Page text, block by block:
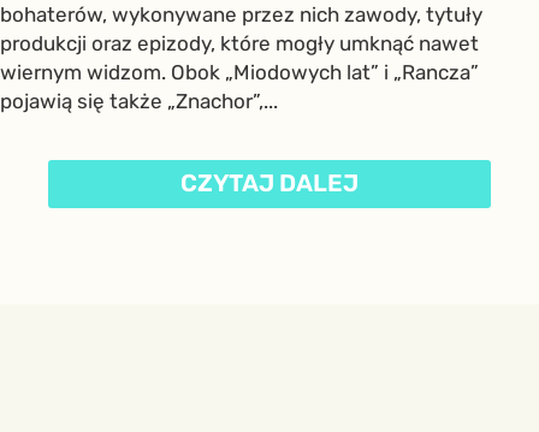
bohaterów, wykonywane przez nich zawody, tytuły
produkcji oraz epizody, które mogły umknąć nawet
wiernym widzom. Obok „Miodowych lat” i „Rancza”
pojawią się także „Znachor”,...
CZYTAJ DALEJ